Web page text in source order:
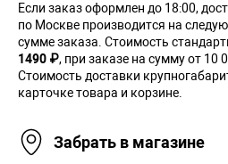
Если заказ оформлен до 18:00,
по Москве производится на
сумме заказа. Cтоимость
1490 ₽, при заказе на сумму от 10
Стоимость доставки
карточке товара и корзине.
Забрать в магазине